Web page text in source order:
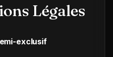
Légales
exclusif